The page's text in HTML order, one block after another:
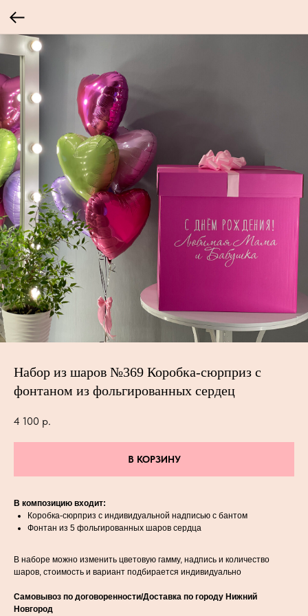
Набор из шаров №369 Коробка-сюрприз с
фонтаном из фольгированных сердец
4 100 р.
В КОРЗИНУ
В композицию входит:
Коробка-сюрприз с индивидуальной надписью с бантом
Фонтан из 5 фольгированных шаров сердца
В наборе можно изменить цветовую гамму, надпись и количество
шаров, стоимость и вариант подбирается индивидуально
Самовывоз по договоренности/Доставка по городу Нижний
Новгород